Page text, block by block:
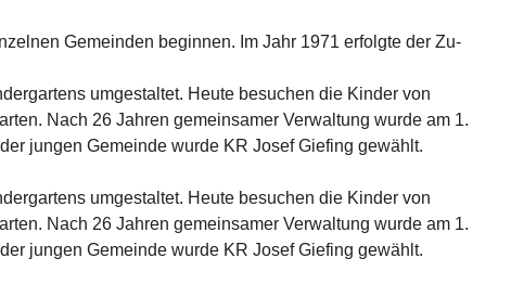
Gemeinden beginnen. Im Jahr 1971 erfolgte der Zu­
umgestaltet. Heute besuchen die Kinder von
Nach 26 Jahren gemeinsamer Verwaltung wurde am 1.
jungen Gemeinde wurde KR Josef Giefing gewählt.
umgestaltet. Heute besuchen die Kinder von
Nach 26 Jahren gemeinsamer Verwaltung wurde am 1.
jungen Gemeinde wurde KR Josef Giefing gewählt.